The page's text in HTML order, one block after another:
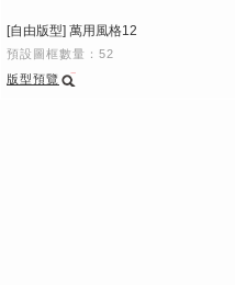
[自由版型] 萬用風格12
預設圖框數量：52
版型預覽